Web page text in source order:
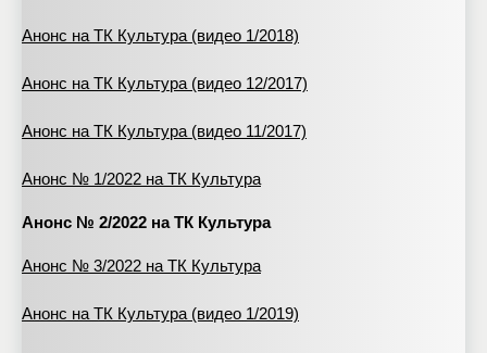
Анонс на ТК Культура (видео 1/2018)
Анонс на ТК Культура (видео 12/2017)
Анонс на ТК Культура (видео 11/2017)
Анонс № 1/2022 на ТК Культура
Анонс № 2/2022 на ТК Культура
Анонс № 3/2022 на ТК Культура
Анонс на ТК Культура (видео 1/2019)